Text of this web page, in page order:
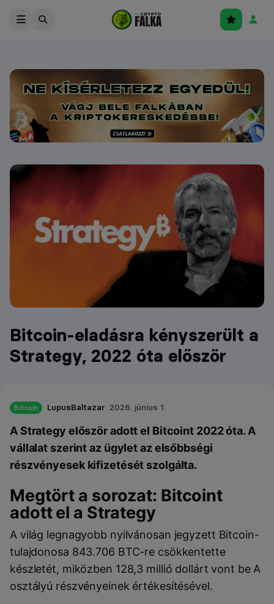
Bitcoin-eladásra kényszerült a
Strategy, 2022 óta először
Bitcoin LupusBaltazar 2026. június 1.
A Strategy először adott el Bitcoint 2022 óta. A
vállalat szerint az ügylet az elsőbbségi
részvényesek kifizetését szolgálta.
Megtört a sorozat: Bitcoint
adott el a Strategy
A világ legnagyobb nyilvánosan jegyzett Bitcoin-
tulajdonosa 843.706 BTC-re csökkentette
készletét, miközben 128,3 millió dollárt vont be A
osztályú részvényeinek értékesítésével.